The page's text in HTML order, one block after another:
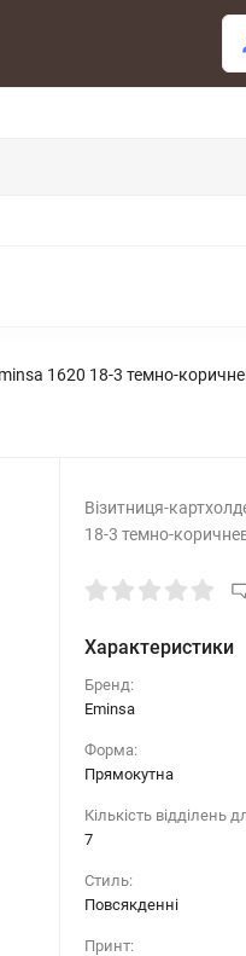
1620 18-3 темно-
Візитниця-
18-3 темно-
Характеристики
Бренд:
Eminsa
Форма:
Прямокутна
Кількість відділень
7
Стиль:
Повсякденні
Принт: